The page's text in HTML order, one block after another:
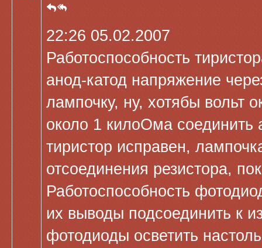
22:26 05.02.2007
Работоспособность
анод-катод напряжение
лампочку, ну, хотябы вольт
около 1 килоОма
тиристор исправен,
отсоединения резистора,
Работоспособность
их выводы подсоединить к
фотодиоды осветить